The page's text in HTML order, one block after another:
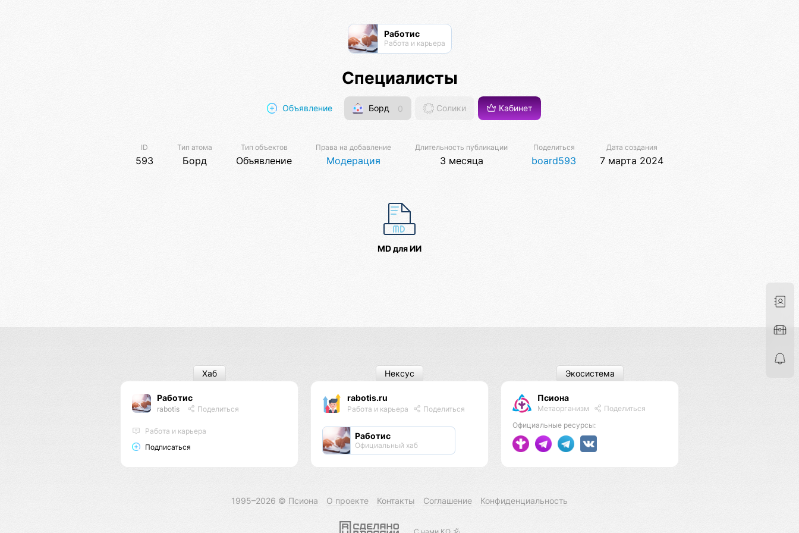
Работис
Работа и карьера
Специалисты
Объявление Борд 0 Солики Кабинет
ID
593
Тип атома
Борд
Тип объектов
Объявление
Права на добавление
Модерация
Длительность публикации
3 месяца
Поделиться
board593
Дата создания
7 марта 2024
MD для ИИ
Работис
rabotis Поделиться
Работа и карьера
Подписаться
Хаб
rabotis.ru
Работа и карьера Поделиться
Работис
Официальный хаб
Нексус
Псиона
Метаорганизм
Поделиться
Официальные ресурсы:
Экосистема
1995–2026 © Псиона О проекте Контакты Соглашение Конфиденциальность